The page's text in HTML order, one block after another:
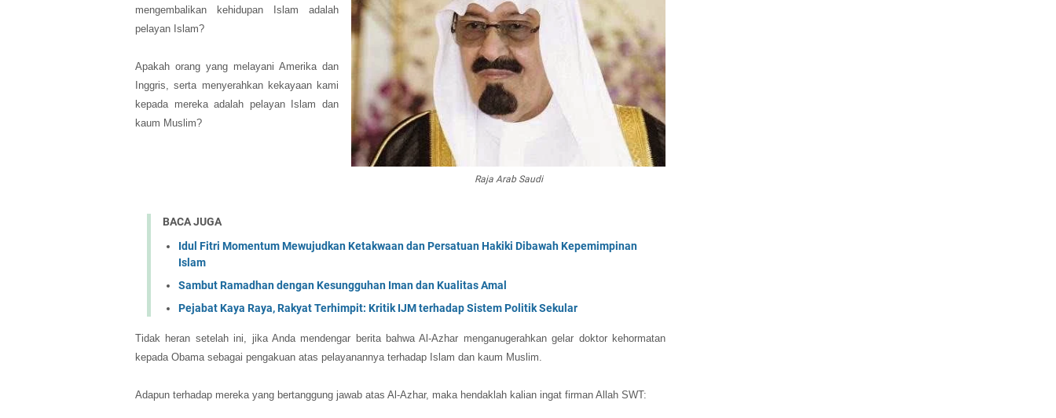
Raja Arab Saudi
mengembalikan kehidupan Islam adalah
pelayan Islam?
Apakah orang yang melayani Amerika dan
Inggris, serta menyerahkan kekayaan kami
kepada mereka adalah pelayan Islam dan
kaum Muslim?
BACA JUGA
Idul Fitri Momentum Mewujudkan Ketakwaan dan Persatuan Hakiki Dibawah Kepemimpinan
Islam
Sambut Ramadhan dengan Kesungguhan Iman dan Kualitas Amal
Pejabat Kaya Raya, Rakyat Terhimpit: Kritik IJM terhadap Sistem Politik Sekular
Tidak heran setelah ini, jika Anda mendengar berita bahwa Al-Azhar menganugerahkan gelar doktor kehormatan
kepada Obama sebagai pengakuan atas pelayanannya terhadap Islam dan kaum Muslim.
Adapun terhadap mereka yang bertanggung jawab atas Al-Azhar, maka hendaklah kalian ingat firman Allah SWT: